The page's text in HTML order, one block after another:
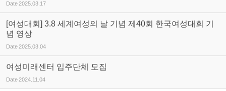
Date2025.03.17
[여성대회] 3.8 세계여성의 날 기념 제40회 한국여성대회 기
념 영상
Date2025.03.04
여성미래센터 입주단체 모집
Date2024.11.04